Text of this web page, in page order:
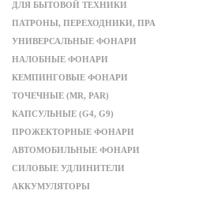
ДЛЯ БЫТОВОЙ ТЕХНИКИ
ПАТРОНЫ, ПЕРЕХОДНИКИ, ПРА
УНИВЕРСАЛЬНЫЕ ФОНАРИ
НАЛОБНЫЕ ФОНАРИ
КЕМПИНГОВЫЕ ФОНАРИ
ТОЧЕЧНЫЕ (MR, PAR)
КАПСУЛЬНЫЕ (G4, G9)
ПРОЖЕКТОРНЫЕ ФОНАРИ
АВТОМОБИЛЬНЫЕ ФОНАРИ
СИЛОВЫЕ УДЛИНИТЕЛИ
АККУМУЛЯТОРЫ